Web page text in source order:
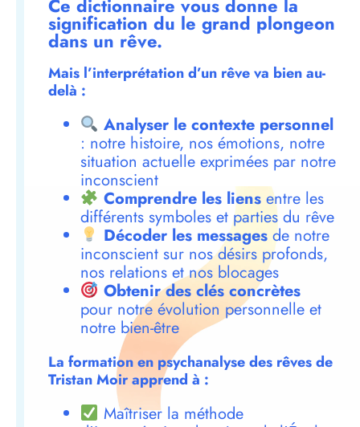
Ce dictionnaire vous donne la
signification du le grand plongeon
dans un rêve.
Mais l’interprétation d’un rêve va bien au-
delà :
Analyser le contexte personnel
: notre histoire, nos émotions, notre
situation actuelle exprimées par notre
inconscient
Comprendre les liensentre les
différents symboles et parties du rêve
Décoder les messagesde notre
inconscient sur nos désirs profonds,
nos relations et nos blocages
Obtenir des clés concrètes
pour notre évolution personnelle et
notre bien-être
La formation en psychanalyse des rêves de
Tristan Moir apprend à :
Maîtriser la méthode